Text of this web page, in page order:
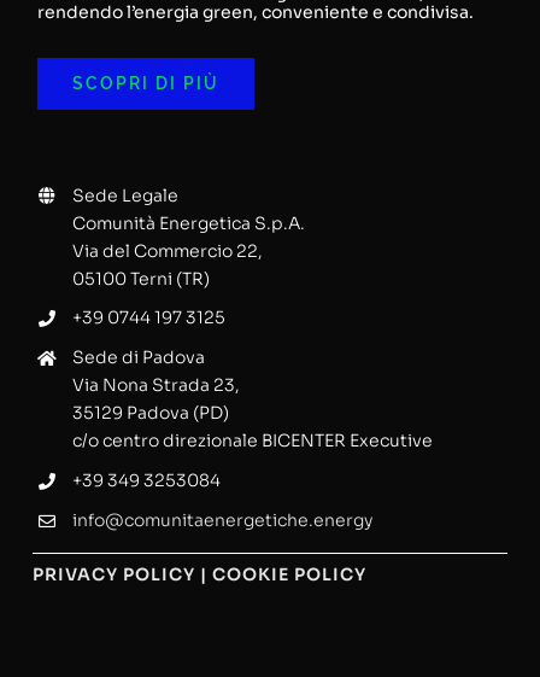
rendendo l’energia green, conveniente e condivisa.
SCOPRI DI PIÙ
Sede Legale
Comunità Energetica S.p.A.
Via del Commercio 22,
05100 Terni (TR)
+39 0744 197 3125
Sede di Padova
Via Nona Strada 23,
35129 Padova (PD)
c/o centro direzionale BICENTER Executive
+39 349 3253084
info@comunitaenergetiche.energy
PRIVACY POLICY | COOKIE POLICY